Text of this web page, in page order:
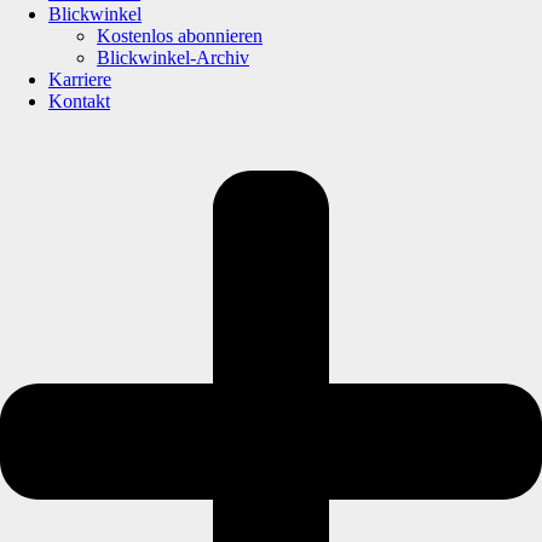
Blickwinkel
Kostenlos abonnieren
Blickwinkel-Archiv
Karriere
Kontakt